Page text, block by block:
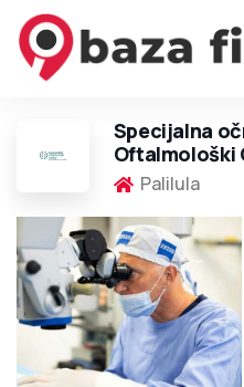
Specijalna
Oftalmološki
Palilula